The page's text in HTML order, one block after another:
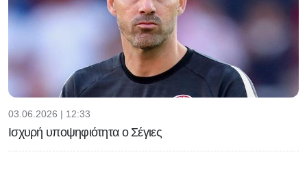
03.06.2026 | 12:33
Ισχυρή υποψηφιότητα ο Σέγιες